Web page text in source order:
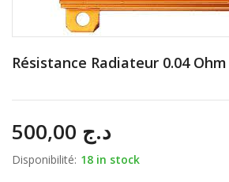
Résistance Radiateur 0.04 Ohm
د.ج
Disponibilité: 18 in stock